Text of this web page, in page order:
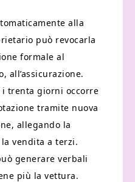
alla
può revocarla
formale al
all’assicurazione.
i trenta giorni occorre
tramite nuova
allegando la
vendita a terzi.
generare verbali
più la vettura.